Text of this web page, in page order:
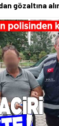
gözaltına